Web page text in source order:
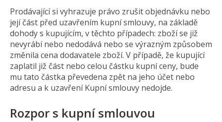
Prodávající si vyhrazuje právo zrušit objednávku nebo
její část před uzavřením kupní smlouvy, na základě
dohody s kupujícím, v těchto případech: zboží se již
nevyrábí nebo nedodává nebo se výrazným způsobem
změnila cena dodavatele zboží. V případě, že kupující
zaplatil již část nebo celou částku kupní ceny, bude
mu tato částka převedena zpět na jeho účet nebo
adresu a k uzavření Kupní smlouvy nedojde.
Rozpor s kupní smlouvou